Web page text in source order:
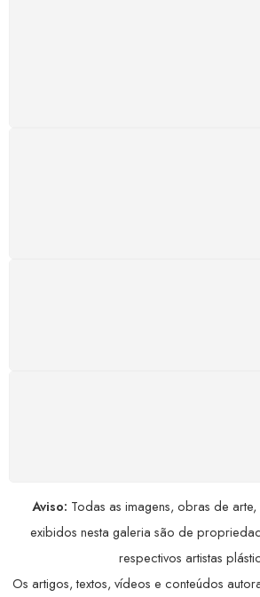
Aviso: Todas as imagens, obras de
exibidos nesta galeria são de
respectivos artistas
Os artigos, textos, vídeos e conteúdos